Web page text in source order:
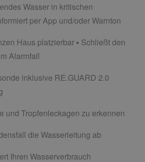
Wasser in kritischen
per App und/oder Warnton
Haus platzierbar ▪ Schließt den
Alarmfall
inklusive RE.GUARD 2.0
und Tropfenleckagen zu erkennen
die Wasserleitung ab
Ihren Wasserverbrauch